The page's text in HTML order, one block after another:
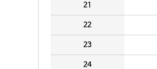
21
22
23
24